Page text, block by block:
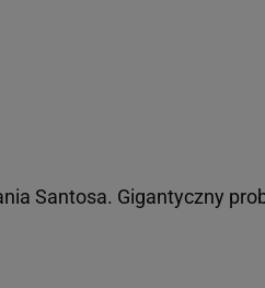
Santosa. Gigantyczny